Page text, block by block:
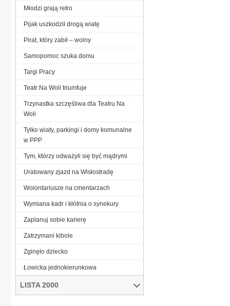
Młodzi grają retro
Pijak uszkodził drogą wiatę
Pirat, który zabił – wolny
Samopomoc szuka domu
Targi Pracy
Teatr Na Woli triumfuje
Trzynastka szczęśliwa dla Teatru Na
Woli
Tylko wiaty, parkingi i domy komunalne
w PPP
Tym, którzy odważyli się być mądrymi
Uratowany zjazd na Wisłostradę
Wolontariusze na cmentarzach
Wymiana kadr i kłótnia o synekury
Zaplanuj sobie karierę
Zatrzymani kibole
Zginęło dziecko
Łowicka jednokierunkowa
LISTA 2000